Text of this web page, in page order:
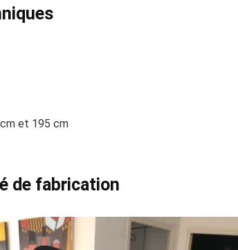
et 195 cm
de fabrication